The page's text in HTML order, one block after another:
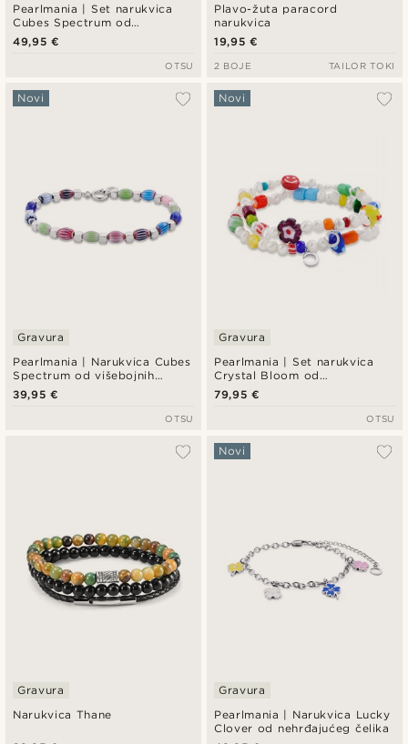
Pearlmania | Set narukvica
Cubes Spectrum od
višebojnih staklenih perlica i
nehrđajućeg čelika
49,95 €
OTSU
Plavo-žuta paracord
narukvica
19,95 €
2 BOJE TAILOR TOKI
Pearlmania | Narukvica Cubes
Spectrum od višebojnih
staklenih perlica i
nehrđajućeg čelika
Novi
Gravura
39,95 €
OTSU
Pearlmania | Set narukvica
Crystal Bloom od
slatkovodnih bisera i
višebojnih staklenih perlica
Novi
Gravura
79,95 €
OTSU
Narukvica Thane
Gravura
Pearlmania | Narukvica Lucky
Clover od nehrđajućeg čelika
Novi
Gravura